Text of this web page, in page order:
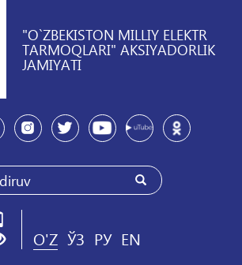
"O`ZBEKISTON MILLIY ELEKTR
TARMOQLARI" AKSIYADORLIK
JAMIYATI
O'Z ЎЗ РУ EN